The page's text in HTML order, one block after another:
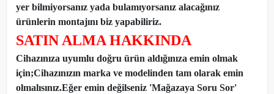
yer bilmiyorsanız yada bulamıyorsanız alacağınız
ürünlerin montajını biz yapabiliriz.
SATIN ALMA HAKKINDA
Cihazınıza uyumlu doğru ürün aldığınıza emin olmak
için;Cihazınızın marka ve modelinden tam olarak emin
olmalısınız.Eğer emin değilseniz 'Mağazaya Soru Sor'